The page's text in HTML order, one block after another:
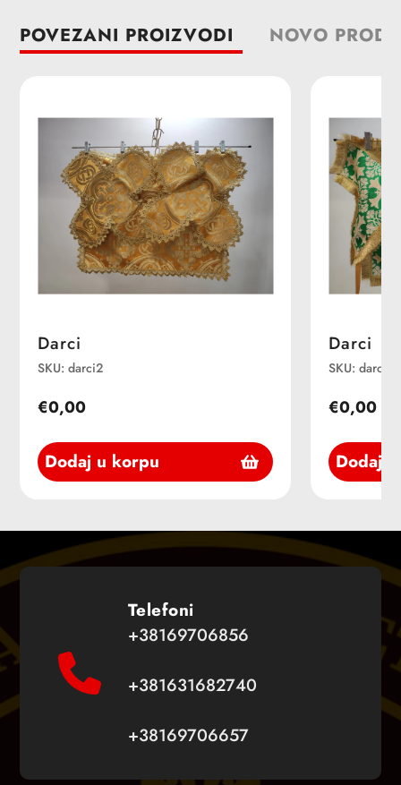
POVEZANI PROIZVODI NOVO
Darci
SKU: darci2
€0,00
Dodaj u korpu
Darci
SKU: darci3
€0,00
Dodaj
Telefoni
+38169706856
+381631682740
+38169706657